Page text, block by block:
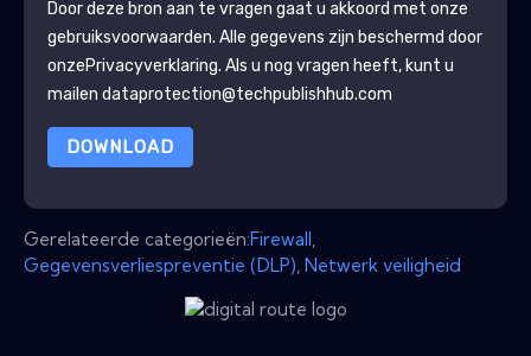
Door deze bron aan te vragen gaat u akkoord met onze
gebruiksvoorwaarden. Alle gegevens zijn beschermd door
onzePrivacyverklaring. Als u nog vragen heeft, kunt u
mailen dataprotection@techpublishhub.com
DOWNLOAD
Gerelateerde categorieën:Firewall
Gegevensverliespreventie (DLP) Netwerk veiligheid